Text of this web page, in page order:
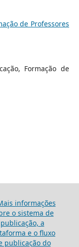
de Professores
Formação de